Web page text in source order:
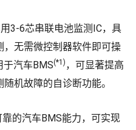
3-6芯串联电池监测IC，具
无需微控制器软件即可操
于汽车BMS(*1) ，可显著提高
机故障的自诊断功能。
的汽车BMS能力，可实现